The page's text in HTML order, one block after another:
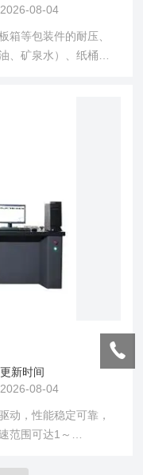
2026-08-04
箱等包装件的耐压、
、矿泉水）、纸桶、
更新时间
2026-08-04
动，性能稳定可靠，
范围可达1～